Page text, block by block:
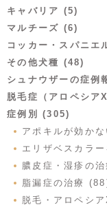
キャバリア (5)
マルチーズ (6)
コッカー・スパニエ
その他犬種 (48)
シュナウザーの症例
脱毛症（アロペシア
症例別 (305)
アポキルが効か
エリザベスカラ
膿皮症・湿疹の
脂漏症の治療
脱毛・アロペシ